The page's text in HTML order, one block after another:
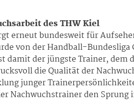
des THW Kiel
erneut bundesweit für
von der Handball-
damit der jüngste Trainer, dem
die Qualität der
junger
Nachwuchstrainer den Sprung